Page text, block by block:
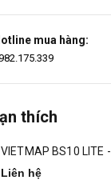
mua hàng:
thích
VIETMAP BS10 LITE -
ANDROID BOX Ô TÔ
Liên hệ